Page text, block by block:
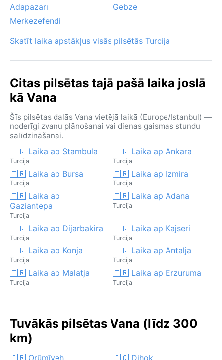
Adapazarı
Gebze
Merkezefendi
Skatīt laika apstākļus visās pilsētās Turcija
Citas pilsētas tajā pašā laika joslā
kā Vana
Šīs pilsētas dalās Vana vietējā laikā (Europe/Istanbul) —
noderīgi zvanu plānošanai vai dienas gaismas stundu
salīdzināšanai.
🇹🇷 Laika ap Stambula
Turcija
🇹🇷 Laika ap Ankara
Turcija
🇹🇷 Laika ap Bursa
Turcija
🇹🇷 Laika ap Izmira
Turcija
🇹🇷 Laika ap
Gaziantepa
Turcija
🇹🇷 Laika ap Adana
Turcija
🇹🇷 Laika ap Dijarbakira
Turcija
🇹🇷 Laika ap Kajseri
Turcija
🇹🇷 Laika ap Konja
Turcija
🇹🇷 Laika ap Antalja
Turcija
🇹🇷 Laika ap Malatja
Turcija
🇹🇷 Laika ap Erzuruma
Turcija
Tuvākās pilsētas Vana (līdz 300
km)
🇮🇷 Orūmīyeh 🇮🇶 Dihok